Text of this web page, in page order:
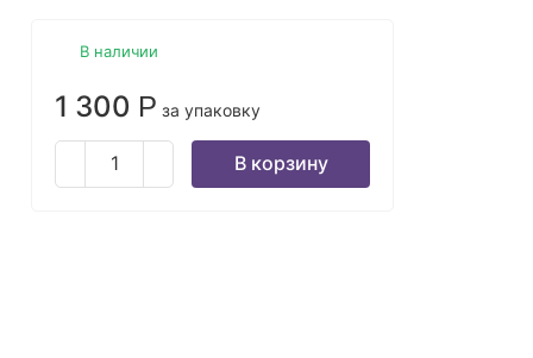
В наличии
1 300 Р за упаковку
В корзину